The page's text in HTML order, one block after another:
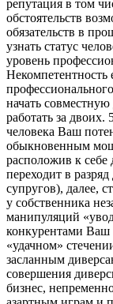
репутация в том
обстоятельств
обязательств в
узнать статус
уровень
Некомпетентность
начать
работать за
человека Ваш
обыкновенным
расположив к
переходит в
супругов), далее,
у собственника
манипуляций
конкурентами Ваш
«удачном»
засланным
совершения
бизнес,